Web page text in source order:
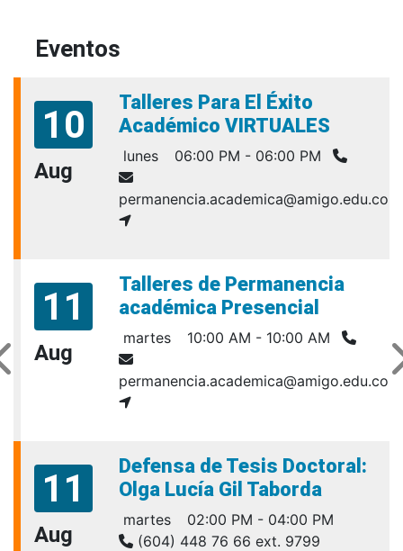
Eventos
10
Aug
Talleres Para El Éxito
Académico VIRTUALES
lunes 06:00 PM - 06:00 PM
permanencia.academica@amigo.edu.co
11
Aug
Talleres de Permanencia
académica Presencial
martes 10:00 AM - 10:00 AM
permanencia.academica@amigo.edu.co
11
Aug
Defensa de Tesis Doctoral:
Olga Lucía Gil Taborda
martes
02:00 PM - 04:00 PM
(604) 448 76 66 ext. 9799